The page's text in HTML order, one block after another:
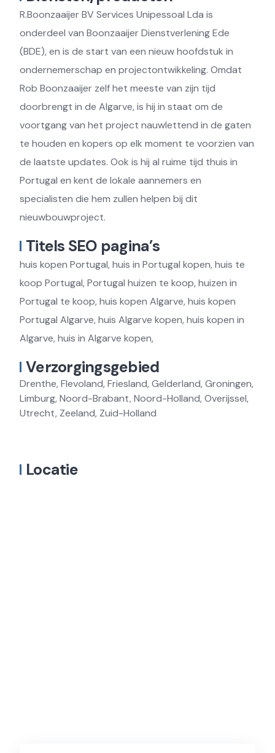
R.Boonzaaijer BV Services Unipessoal Lda is
onderdeel van Boonzaaijer Dienstverlening Ede
(BDE), en is de start van een nieuw hoofdstuk in
ondernemerschap en projectontwikkeling. Omdat
Rob Boonzaaijer zelf het meeste van zijn tijd
doorbrengt in de Algarve, is hij in staat om de
voortgang van het project nauwlettend in de gaten
te houden en kopers op elk moment te voorzien van
de laatste updates. Ook is hij al ruime tijd thuis in
Portugal en kent de lokale aannemers en
specialisten die hem zullen helpen bij dit
nieuwbouwproject.
Titels SEO pagina’s
huis kopen Portugal, huis in Portugal kopen, huis te
koop Portugal, Portugal huizen te koop, huizen in
Portugal te koop, huis kopen Algarve, huis kopen
Portugal Algarve, huis Algarve kopen, huis kopen in
Algarve, huis in Algarve kopen,
Verzorgingsgebied
Drenthe, Flevoland, Friesland, Gelderland, Groningen,
Limburg, Noord-Brabant, Noord-Holland, Overijssel,
Utrecht, Zeeland, Zuid-Holland
Locatie